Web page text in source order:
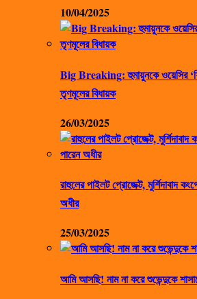
10/04/2025
Big Breaking: হুমায়ুনকে ওয়েসির
তৃণমূলের বিধায়ক
26/03/2025
রাহুলের পাইলট প্রোজেক্ট, মুর্শিদাবাদ
অধীর
25/03/2025
আমি আসছি! নাম না করে শুভেন্দুকে